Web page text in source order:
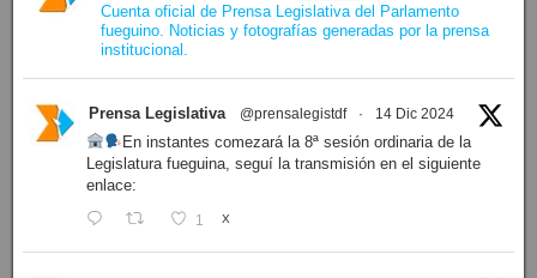
Cuenta oficial de Prensa Legislativa del Parlamento
fueguino. Noticias y fotografías generadas por la prensa
institucional.
Prensa Legislativa @prensalegistdf · 14 Dic 2024
En instantes comezará la 8ª sesión ordinaria de la
Legislatura fueguina, seguí la transmisión en el siguiente
enlace:
1 X